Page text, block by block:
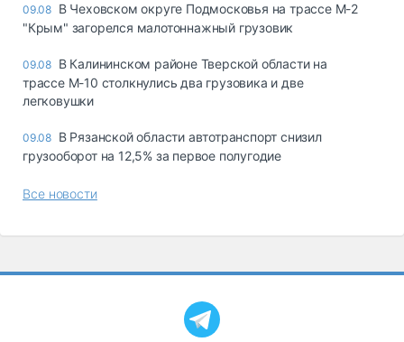
09.08 В Чеховском округе Подмосковья на трассе М-2
"Крым" загорелся малотоннажный грузовик
09.08 В Калининском районе Тверской области на
трассе М-10 столкнулись два грузовика и две
легковушки
09.08 В Рязанской области автотранспорт снизил
грузооборот на 12,5% за первое полугодие
Все новости